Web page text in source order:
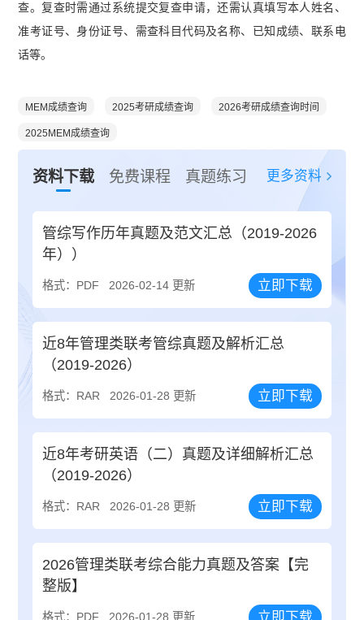
查。复查时需通过系统提交复查申请，还需认真填写本人姓名、
准考证号、身份证号、需查科目代码及名称、已知成绩、联系电
话等。
MEM成绩查询 2025考研成绩查询 2026考研成绩查询时间
2025MEM成绩查询
资料下载 免费课程 真题练习 更多资料
管综写作历年真题及范文汇总（2019-2026
年））
格式：PDF 2026-02-14 更新 立即下载
近8年管理类联考管综真题及解析汇总
（2019-2026）
格式：RAR 2026-01-28 更新 立即下载
近8年考研英语（二）真题及详细解析汇总
（2019-2026）
格式：RAR 2026-01-28 更新 立即下载
2026管理类联考综合能力真题及答案【完
整版】
格式：PDF 2026-01-28 更新